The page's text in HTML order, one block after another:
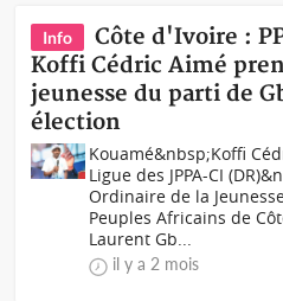
Info
Côte d'Ivoire :
Koffi Cédric Aimé
jeunesse du parti de
élection
Kouamé&nbsp;Koffi
Ligue des JPPA-CI
Ordinaire de la
Peuples Africains de
Laurent Gb...
il y a 2 mois